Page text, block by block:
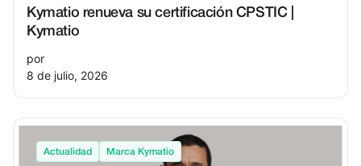
Kymatio renueva su certificación CPSTIC |
Kymatio
por
8 de julio, 2026
Actualidad Marca Kymatio